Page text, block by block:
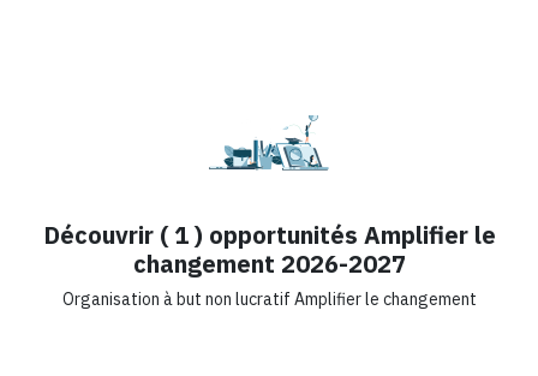
Découvrir ( 1 ) opportunités Amplifier le
changement 2026-2027
Organisation à but non lucratif Amplifier le changement